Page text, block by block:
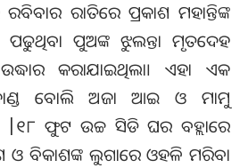
ରବିବାର ରାତିରେ ପ୍ରକାଶ ମହାନ୍ତିଙ୍କ
ପୁଅଙ୍କ ଝୁଲନ୍ତା ମୃତଦେହ
କରାଯାଇଥିଲା। ଏହା ଏକ
ବୋଲି ଅଜା ଆଇ ଓ ମାମୁ
ଫୁଟ ଉଚ୍ଚ ସିଡି ଘର ବହ୍ଲାରେ
ଓ ବିକାଶଙ୍କ ଲୁଗାରେ ଓହଳି ମରିବା